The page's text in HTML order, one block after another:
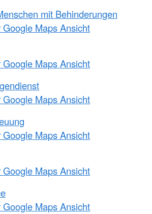
mit Behinderungen
Google Maps Ansicht
Google Maps Ansicht
Google Maps Ansicht
Google Maps Ansicht
Google Maps Ansicht
Google Maps Ansicht